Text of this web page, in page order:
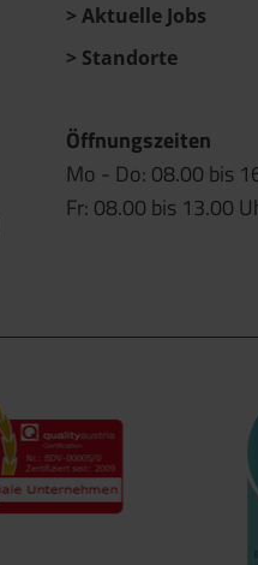
Aktuelle Jobs
Standorte
Öffnungszeiten
Mo - Do: 08.00 bis
Fr: 08.00 bis 13.00